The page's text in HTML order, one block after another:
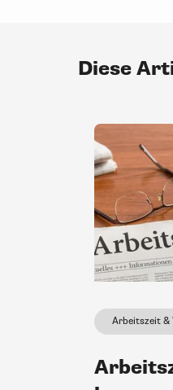
Diese
Arbeitszeit &